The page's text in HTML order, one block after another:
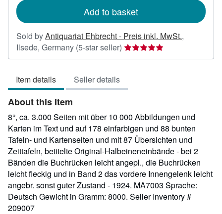
Add to basket
Sold byAntiquariat Ehbrecht - Preis inkl. MwSt.,
Ilsede, Germany (5-star seller) Seller
rating
of
stars
Item details Seller details
About this Item
8°, ca. 3.000 Seiten mit über 10 000 Abbildungen und
Karten im Text und auf 178 einfarbigen und 88 bunten
Tafeln- und Kartenseiten und mit 87 Übersichten und
Zeittafeln, betitelte Original-Halbeineneinbände - bei 2
Bänden die Buchrücken leicht angepl., die Buchrücken
leicht fleckig und in Band 2 das vordere Innengelenk leicht
angebr. sonst guter Zustand - 1924. MA7003 Sprache:
Deutsch Gewicht in Gramm: 8000. Seller Inventory #
209007